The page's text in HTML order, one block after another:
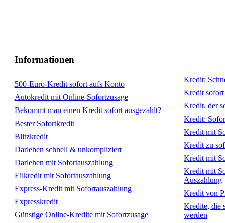
Informationen
500-Euro-Kredit sofort aufs Konto
Autokredit mit Online-Sofortzusage
Bekommt man einen Kredit sofort ausgezahlt?
Bester Sofortkredit
Blitzkredit
Darlehen schnell & unkompliziert
Darlehen mit Sofortauszahlung
Eilkredit mit Sofortauszahlung
Express-Kredit mit Sofortauszahlung
Expresskredit
Günstige Online-Kredite mit Sofortzusage
Kredit:
Kredit sofort
Kredit, der
Kredit:
Kredit mit
Kredit zu
Kredit mit
Kredit mit
Auszahlung
Kredit von
Kredite, die
werden